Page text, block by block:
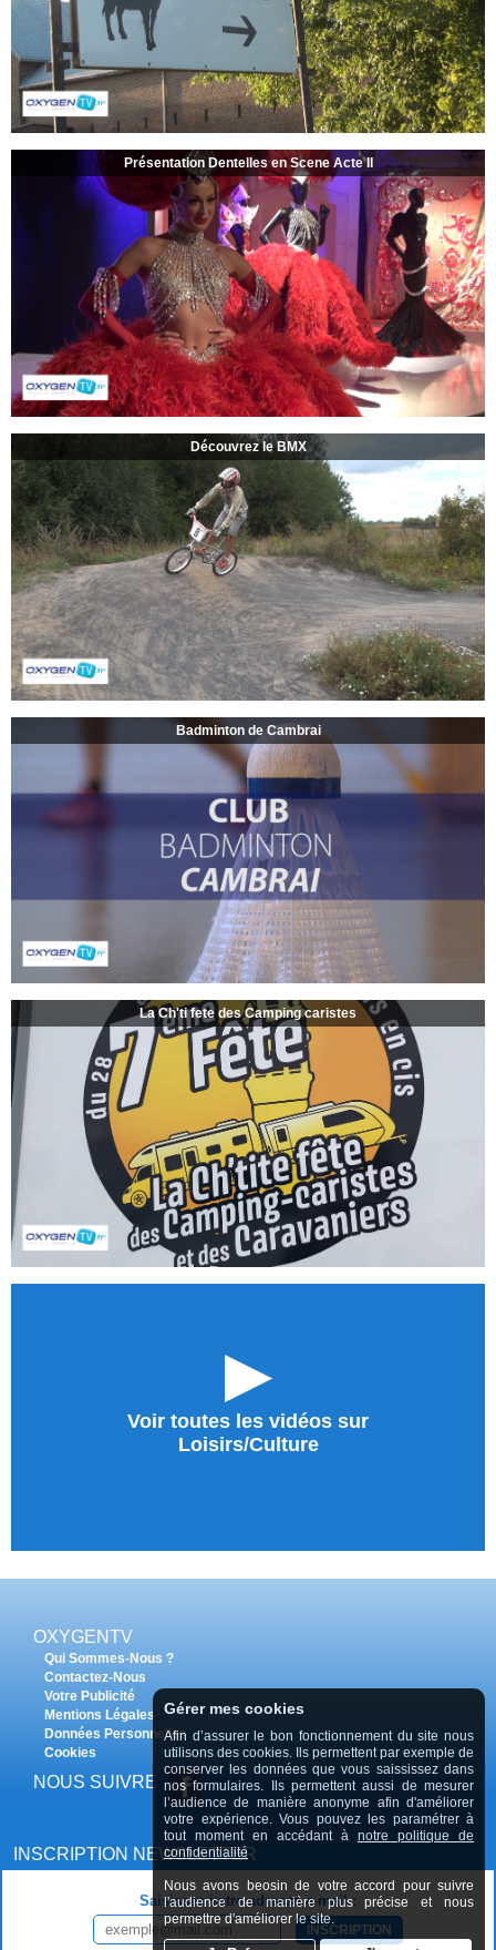
Présentation Dentelles en Scene Acte II
Découvrez le BMX
Badminton de Cambrai
La Ch'ti fete des Camping caristes
►
Voir toutes les vidéos sur
Loisirs/Culture
OXYGENTV
Qui Sommes-Nous ?
Contactez-Nous
Votre Publicité
Mentions Légales
Données Personnelles
Cookies
NOUS SUIVRE
INSCRIPTION NEWSLETTER
Saisissez votre adresse e-mail :
INSCRIPTION
Gérer mes cookies
Afin d’assurer le bon fonctionnement du site nous
utilisons des cookies. Ils permettent par exemple de
conserver les données que vous saississez dans
nos formulaires. Ils permettent aussi de mesurer
l’audience de manière anonyme afin d'améliorer
votre expérience. Vous pouvez les paramétrer à
tout moment en accédant à notre politique de
confidentialité
Nous avons beosin de votre accord pour suivre
l'audience de manière plus précise et nous
permettre d'améliorer le site.